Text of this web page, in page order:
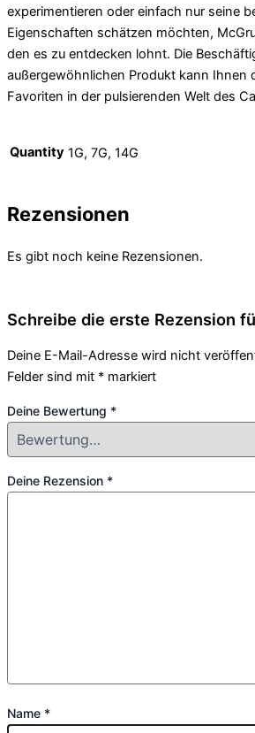
experimentieren oder einfach nur seine
Eigenschaften schätzen möchten,
den es zu entdecken lohnt. Die
außergewöhnlichen Produkt kann Ihnen
Favoriten in der pulsierenden Welt des
Quantity 1G, 7G, 14G
Rezensionen
Es gibt noch keine Rezensionen.
Schreibe die erste Rezension
Deine E-Mail-Adresse wird nicht
Felder sind mit * markiert
Deine Bewertung *
Deine Rezension *
Name *